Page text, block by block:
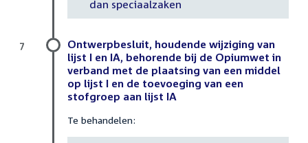
dan speciaalzaken
Ontwerpbesluit, houdende wijziging van
lijst I en IA, behorende bij de Opiumwet in
verband met de plaatsing van een middel
op lijst I en de toevoeging van een
stofgroep aan lijst IA
Te behandelen:
7